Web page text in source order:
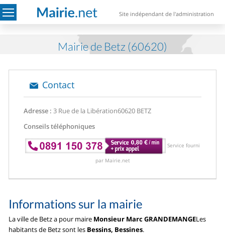
Site indépendant de l'administration
Mairie de Betz (60620)
Contact
Adresse : 3 Rue de la Libération60620 BETZ
Conseils téléphoniques
Service fourni
par Mairie.net
Informations sur la mairie
La ville de Betz a pour maire Monsieur Marc GRANDEMANGELes
habitants de Betz sont les Bessins, Bessines.